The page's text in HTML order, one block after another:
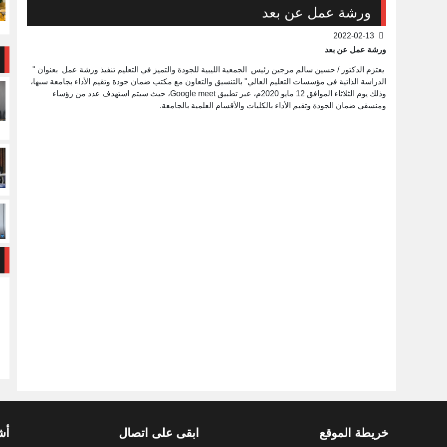
ورشة عمل عن بعد
ورشة عمل عن بعد
يعتزم الدكتور / حسين سالم مرجين رئيس الجمعية الليبية للجودة والتميز في التعليم تنفيذ ورشة عمل بعنوان "
الدراسة الذاتية في مؤسسات التعليم العالي" بالتنسيق والتعاون مع مكتب ضمان جودة وتقيم الأداء بجامعة سبها،
وذلك يوم الثلاثاء الموافق 12 مايو 2020م، عبر تطبيق Google meet، حيث سيتم استهدف عدد من رؤساء
ومنسقي ضمان الجودة وتقيم الأداء بالكليات والأقسام العلمية بالجامعة.
خريطة الموقع ابقى على اتصال